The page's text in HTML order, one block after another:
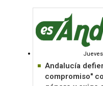
Andalucía
compromiso"